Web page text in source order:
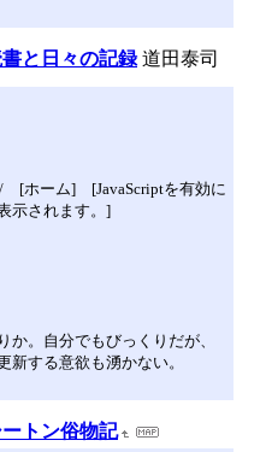
と日々の記録 道田泰司
ーム] [JavaScriptを有効に
示されます。]
か。自分でもびっくりだが、
新する意欲も湧かない。
ートン俗物記